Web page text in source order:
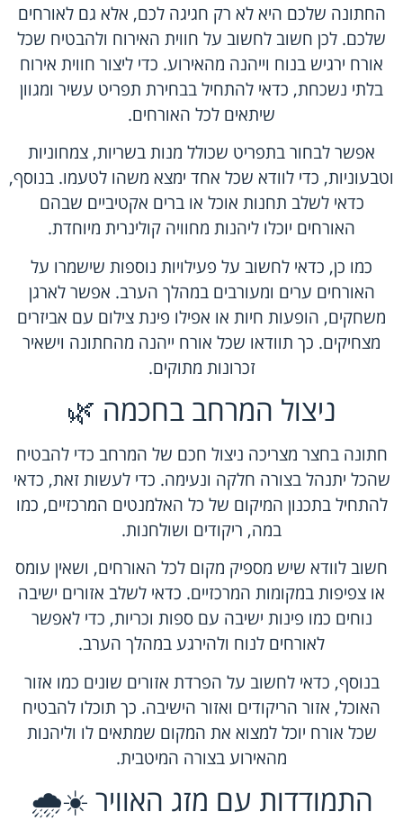
החתונה שלכם היא לא רק חגיגה לכם, אלא גם לאורחים
שלכם. לכן חשוב לחשוב על חווית האירוח ולהבטיח שכל
אורח ירגיש בנוח וייהנה מהאירוע. כדי ליצור חווית אירוח
בלתי נשכחת, כדאי להתחיל בבחירת תפריט עשיר ומגוון
שיתאים לכל האורחים.
אפשר לבחור בתפריט שכולל מנות בשריות, צמחוניות
וטבעוניות, כדי לוודא שכל אחד ימצא משהו לטעמו. בנוסף,
כדאי לשלב תחנות אוכל או ברים אקטיביים שבהם
האורחים יוכלו ליהנות מחוויה קולינרית מיוחדת.
כמו כן, כדאי לחשוב על פעילויות נוספות שישמרו על
האורחים ערים ומעורבים במהלך הערב. אפשר לארגן
משחקים, הופעות חיות או אפילו פינת צילום עם אביזרים
מצחיקים. כך תוודאו שכל אורח ייהנה מהחתונה וישאיר
זכרונות מתוקים.
ניצול המרחב בחכמה 🌿
חתונה בחצר מצריכה ניצול חכם של המרחב כדי להבטיח
שהכל יתנהל בצורה חלקה ונעימה. כדי לעשות זאת, כדאי
להתחיל בתכנון המיקום של כל האלמנטים המרכזיים, כמו
במה, ריקודים ושולחנות.
חשוב לוודא שיש מספיק מקום לכל האורחים, ושאין עומס
או צפיפות במקומות המרכזיים. כדאי לשלב אזורים ישיבה
נוחים כמו פינות ישיבה עם ספות וכריות, כדי לאפשר
לאורחים לנוח ולהירגע במהלך הערב.
בנוסף, כדאי לחשוב על הפרדת אזורים שונים כמו אזור
האוכל, אזור הריקודים ואזור הישיבה. כך תוכלו להבטיח
שכל אורח יוכל למצוא את המקום שמתאים לו וליהנות
מהאירוע בצורה המיטבית.
התמודדות עם מזג האוויר ☀️🌧️